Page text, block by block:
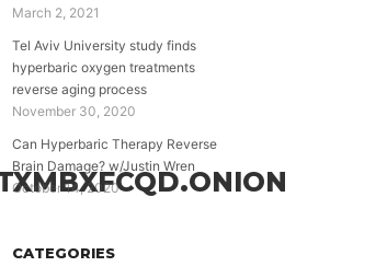
March 2, 2021
Tel Aviv University study finds
hyperbaric oxygen treatments
reverse aging process
November 30, 2020
Can Hyperbaric Therapy Reverse
Brain Damage? w/Justin Wren
October 14, 2020
CATEGORIES